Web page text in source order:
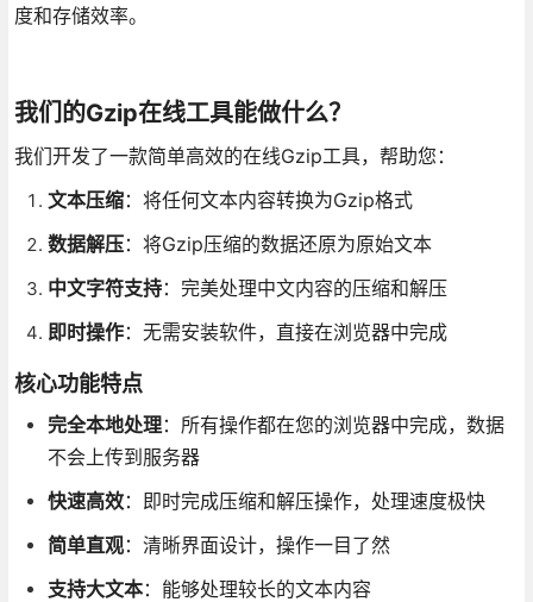
度和存储效率。
我们的Gzip在线工具能做什么？
我们开发了一款简单高效的在线Gzip工具，帮助您：
文本压缩：将任何文本内容转换为Gzip格式
数据解压：将Gzip压缩的数据还原为原始文本
中文字符支持：完美处理中文内容的压缩和解压
即时操作：无需安装软件，直接在浏览器中完成
核心功能特点
完全本地处理：所有操作都在您的浏览器中完成，数据
不会上传到服务器
快速高效：即时完成压缩和解压操作，处理速度极快
简单直观：清晰界面设计，操作一目了然
支持大文本：能够处理较长的文本内容